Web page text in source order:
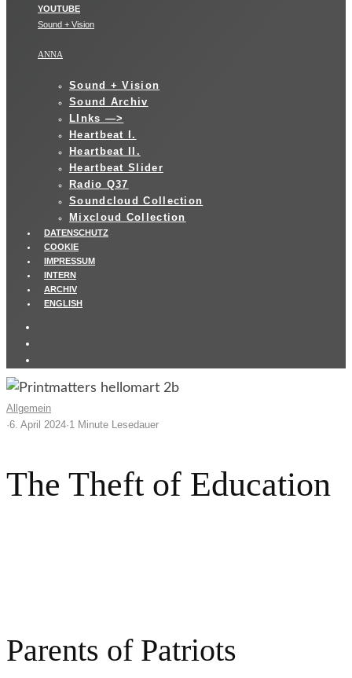
Sound + Vision
ANNA
Sound + Vision
Sound Archiv
LInks —>
Heartbeat I.
Heartbeat II.
Heartbeat Slider
Radio Q37
Soundcloud Collection
Mixcloud Collection
DATENSCHUTZ
COOKIE
IMPRESSUM
INTERN
ARCHIV
ENGLISH
Allgemein
·6. April 2024·1 Minute Lesedauer
The Theft of Education
Parents of Patriots